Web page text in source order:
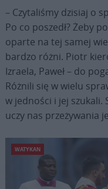
– Czytaliśmy dzisiaj o
Po co poszedł? Żeby
oparte na tej samej
bardzo różni. Piotr
Izraela, Paweł – do
Różnili się w wielu
w jedności i jej szukali.
uczy nas przeżywania
WATYKAN